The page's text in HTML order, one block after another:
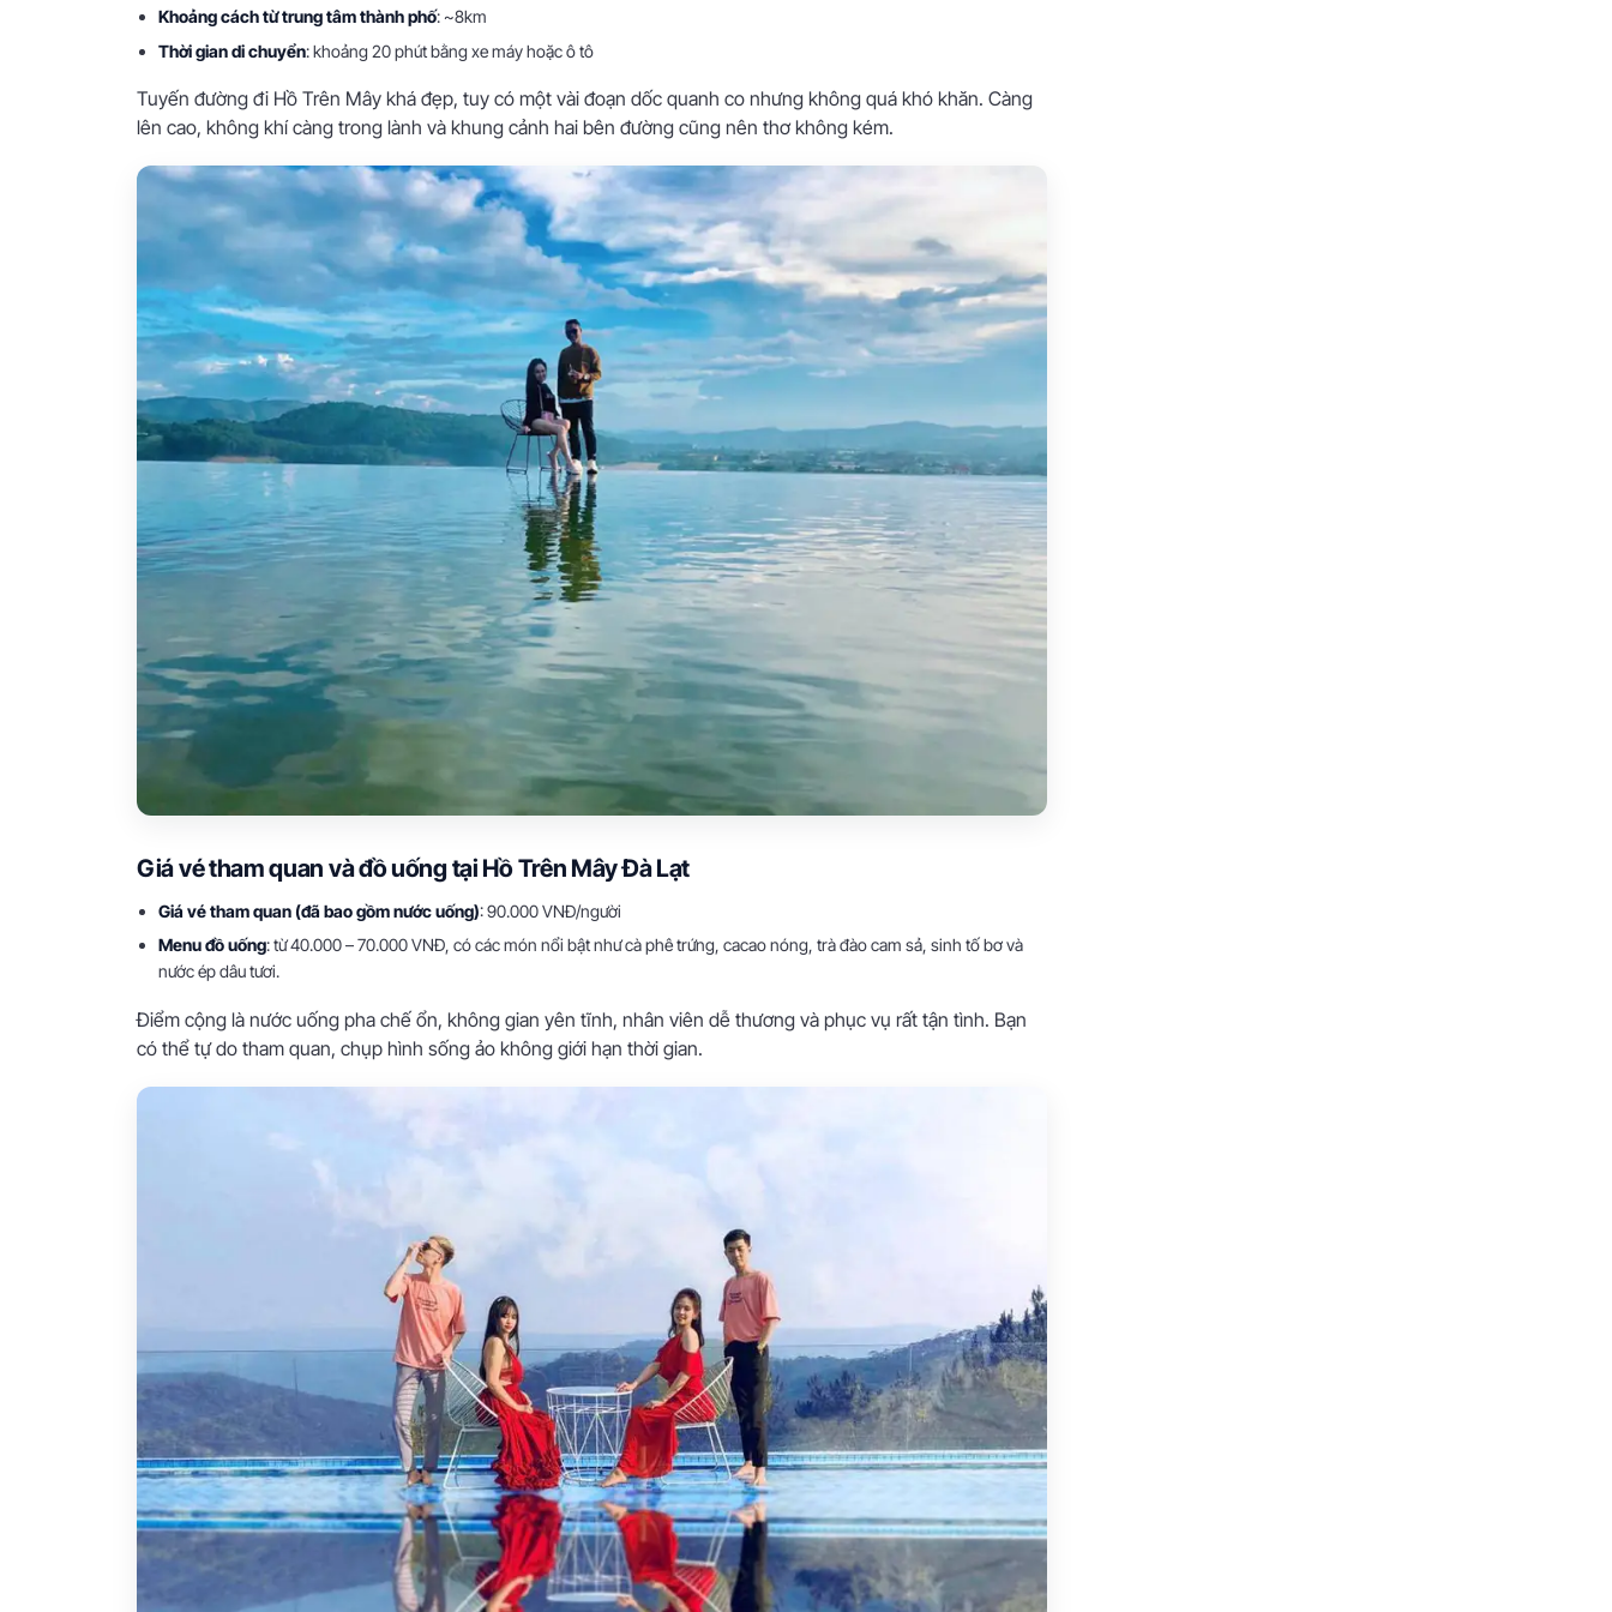
Khoảng cách từ trung tâm thành phố: ~8km
Thời gian di chuyển: khoảng 20 phút bằng xe máy hoặc ô tô
Tuyến đường đi Hồ Trên Mây khá đẹp, tuy có một vài đoạn dốc quanh co nhưng không quá khó khăn. Càng
lên cao, không khí càng trong lành và khung cảnh hai bên đường cũng nên thơ không kém.
Giá vé tham quan và đồ uống tại Hồ Trên Mây Đà Lạt
Giá vé tham quan (đã bao gồm nước uống): 90.000 VNĐ/người
Menu đồ uống: từ 40.000 – 70.000 VNĐ, có các món nổi bật như cà phê trứng, cacao nóng, trà đào cam sả, sinh tố bơ và
nước ép dâu tươi.
Điểm cộng là nước uống pha chế ổn, không gian yên tĩnh, nhân viên dễ thương và phục vụ rất tận tình. Bạn
có thể tự do tham quan, chụp hình sống ảo không giới hạn thời gian.